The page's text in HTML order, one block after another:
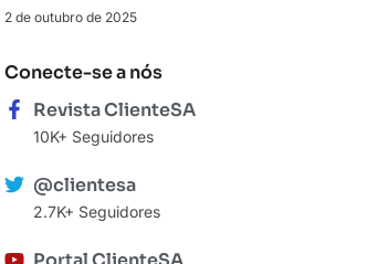
2 de outubro de 2025
Conecte-se a nós
Revista ClienteSA
10K+ Seguidores
@clientesa
2.7K+ Seguidores